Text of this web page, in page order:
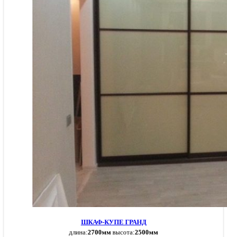
ШКАФ-КУПЕ ГРАНД
длина:2700мм высота:2500мм